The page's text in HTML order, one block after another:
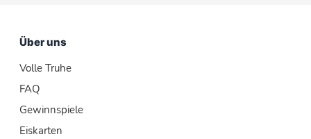
Über uns
Volle Truhe
FAQ
Gewinnspiele
Eiskarten